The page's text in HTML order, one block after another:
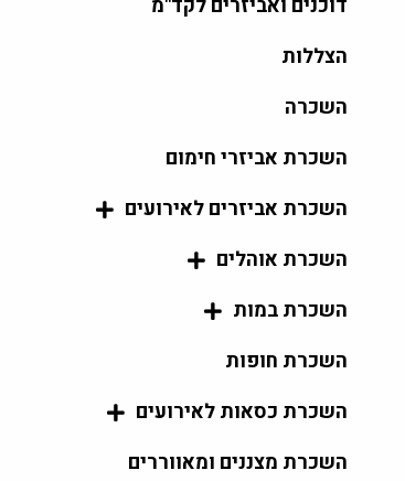
דוכנים ואביזרים לקד"מ
הצללות
השכרה
השכרת אביזרי חימום
השכרת אביזרים לאירועים
השכרת אוהלים
השכרת במות
השכרת חופות
השכרת כסאות לאירועים
השכרת מצננים ומאווררים